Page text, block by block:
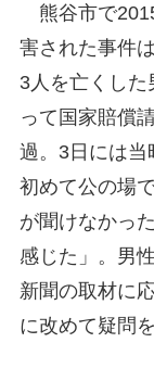
熊谷市で
害された事件
3人を亡くし
って国家賠償
過。3日には当
初めて公の場
が聞けなかっ
感じた」。男
新聞の取材に
に改めて疑問